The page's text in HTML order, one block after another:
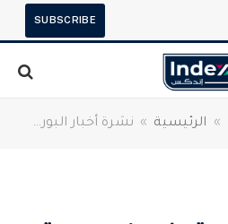
SUBSCRIBE
» الرئيسية » نشرة أخبار البورصة| انحرافات مالية لدى ليفت سلاب.. ومصر للفنادق تبدأ تحديث كامل لفندق النيل ريتز كارلتون